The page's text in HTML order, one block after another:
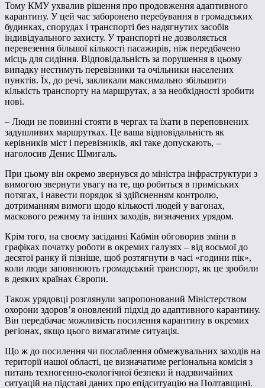
Тому КМУ ухвалив рішення про продовження адаптивного
карантину. У цей час заборонено перебування в громадських
будинках, спорудах і транспорті без надягнутих засобів
індивідуального захисту. У транспорті не дозволяється
перевезення більшої кількості пасажирів, ніж передбачено
місць для сидіння. Відповідальність за порушення в цьому
випадку нестимуть перевізники та очільники населених
пунктів. Їх, до речі, закликали максимально збільшити
кількість транспорту на маршрутах, а за необхідності зробити
нові.
– Люди не повинні стояти в чергах та їхати в переповнених
задушливих маршрутках. Це ваша відповідальність як
керівників міст і перевізників, які таке допускають, –
наголосив Денис Шмигаль.
При цьому він окремо звернувся до міністра інфраструктури з
вимогою звернути увагу на те, що робиться в приміських
потягах, і навести порядок зі здійсненням контролю,
дотриманням вимоги щодо кількості людей у вагонах,
маскового режиму та інших заходів, визначених урядом.
Крім того, на своєму засіданні Кабмін обговорив зміни в
графіках початку роботи в окремих галузях – від восьмої до
десятої ранку й пізніше, щоб розтягнути в часі «години пік»,
коли люди заповнюють громадський транспорт, як це зробили
в деяких країнах Європи.
Також урядовці розглянули запропонований Міністерством
охорони здоров’я оновлений підхід до адаптивного карантину.
Він передбачає можливість посилення карантину в окремих
регіонах, якщо цього вимагатиме ситуація.
Що ж до посилення чи послаблення обмежувальних заходів на
території нашої області, це визначатиме регіональна комісія з
питань техногенно-екологічної безпеки й надзвичайних
ситуацій на підставі даних про епідситуацію на Полтавщині.